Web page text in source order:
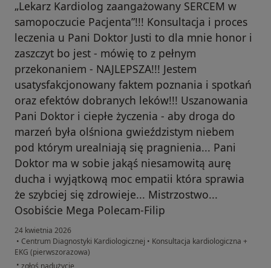
„Lekarz Kardiolog zaangażowany SERCEM w
samopoczucie Pacjenta”!!! Konsultacja i proces
leczenia u Pani Doktor Justi to dla mnie honor i
zaszczyt bo jest - mówię to z pełnym
przekonaniem - NAJLEPSZA!!! Jestem
usatysfakcjonowany faktem poznania i spotkań
oraz efektów dobranych leków!!! Uszanowania
Pani Doktor i ciepłe życzenia - aby droga do
marzeń była olśniona gwieździstym niebem
pod którym urealniają się pragnienia... Pani
Doktor ma w sobie jakąś niesamowitą aurę
ducha i wyjątkową moc empatii która sprawia
że szybciej się zdrowieje... Mistrzostwo...
Osobiście Mega Polecam-Filip
24 kwietnia 2026
• Centrum Diagnostyki Kardiologicznej • Konsultacja kardiologiczna +
EKG (pierwszorazowa)
• w opinii użytkownika Filip Golebiewski